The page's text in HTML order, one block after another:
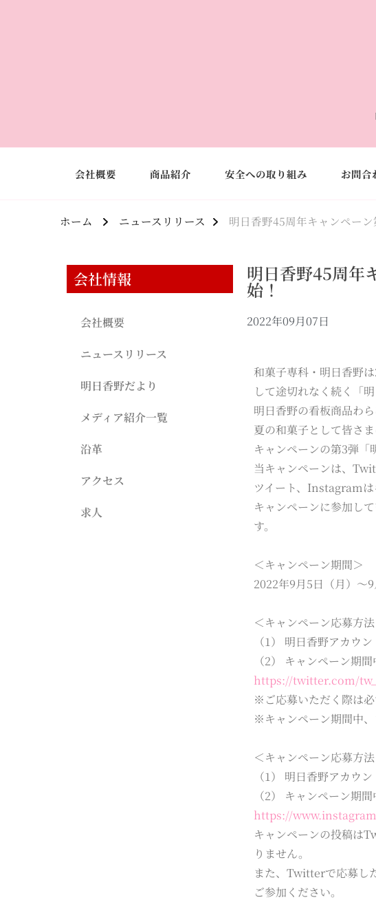
会社概要 商品紹介 安全への取り組み お問合
ホーム ニュースリリース 明日香野45周年キャンペー
会社情報
会社概要
ニュースリリース
明日香野だより
メディア紹介一覧
沿革
アクセス
求人
明日香野45周年
始！
2022年09月07日
和菓子専科・明日香野
して途切れなく続く「
明日香野の看板商品わ
夏の和菓子として皆さ
キャンペーンの第3弾「
当キャンペーンは、
ツイート、Instagramは
キャンペーンに参加し
す。
＜キャンペーン期間＞
2022年9月5日（月）～
＜キャンペーン応募
（1） 明日香野アカウ
（2） キャンペーン期
https://twitter.com/
※ご応募いただく際は必
※キャンペーン期間中、
＜キャンペーン応募
（1） 明日香野アカウ
（2） キャンペーン期
https://
キャンペーンの投稿は
りません。
また、Twitterで応募し
ご参加ください。